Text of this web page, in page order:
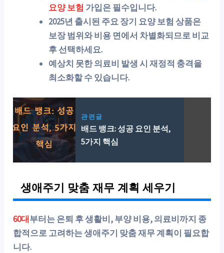
요양 보험 가입은 필수입니다.
2025년 출시된 주요 장기 요양 보험 상품은
보장 범위와 비용 면에서 차별화되므로 비교
후 선택하세요.
예상치 못한 의료비 발생 시 재정적 충격을
최소화할 수 있습니다.
관련글
배드 뱅크: 성공 요인 분석,
5가지 핵심
생애주기 맞춤 재무 계획 세우기
60대부터는 은퇴 후 생활비, 부양 비용, 의료비까지 종
합적으로 고려하는 생애주기 맞춤 재무 계획이 필요합
니다.